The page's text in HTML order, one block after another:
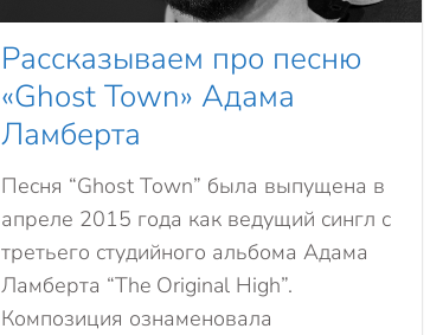
Рассказываем про песню
«Ghost Town» Адама
Ламберта
Песня “Ghost Town” была выпущена в
апреле 2015 года как ведущий сингл с
третьего студийного альбома Адама
Ламберта “The Original High”.
Композиция ознаменовала